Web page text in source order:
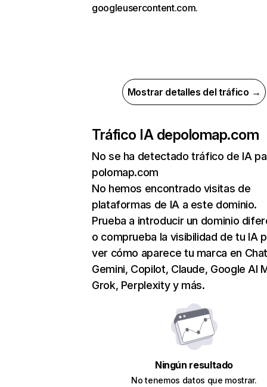
googleusercontent.com.
Mostrar detalles del tráfico →
Tráfico IA depolomap.com
No se ha detectado tráfico de IA
polomap.com
No hemos encontrado visitas de
plataformas de IA a este dominio.
Prueba a introducir un dominio
o comprueba la visibilidad de tu IA
ver cómo aparece tu marca en
Gemini, Copilot, Claude, Google AI
Grok, Perplexity y más.
Ningún resultado
No tenemos datos que mostrar.